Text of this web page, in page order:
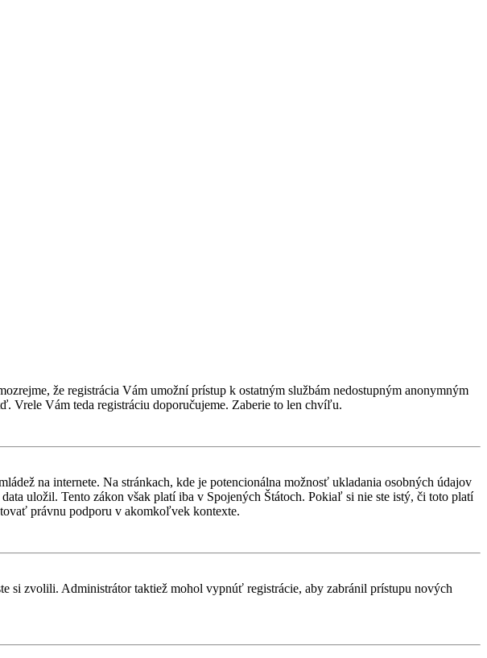
že registrácia Vám umožní prístup k ostatným službám nedostupným anonymným
Vrele Vám teda registráciu doporučujeme. Zaberie to len chvíľu.
na internete. Na stránkach, kde je potencionálna možnosť ukladania osobných údajov
uložil. Tento zákon však platí iba v Spojených Štátoch. Pokiaľ si nie ste istý, či toto platí
právnu podporu v akomkoľvek kontexte.
si zvolili. Administrátor taktiež mohol vypnúť registrácie, aby zabránil prístupu nových